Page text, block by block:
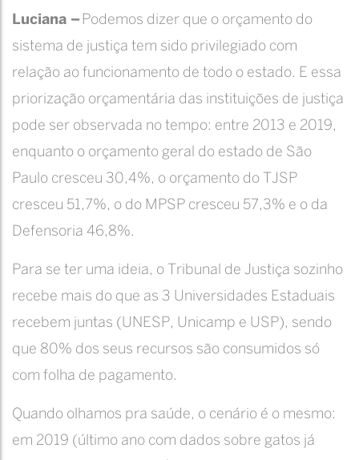
Luciana – Podemos dizer que o orçamento do
sistema de justiça tem sido privilegiado com
relação ao funcionamento de todo o estado. E essa
priorização orçamentária das instituições de justiça
pode ser observada no tempo: entre 2013 e 2019,
enquanto o orçamento geral do estado de São
Paulo cresceu 30,4%, o orçamento do TJSP
cresceu 51,7%, o do MPSP cresceu 57,3% e o da
Defensoria 46,8%.
Para se ter uma ideia, o Tribunal de Justiça sozinho
recebe mais do que as 3 Universidades Estaduais
recebem juntas (UNESP, Unicamp e USP), sendo
que 80% dos seus recursos são consumidos só
com folha de pagamento.
Quando olhamos pra saúde, o cenário é o mesmo:
em 2019 (último ano com dados sobre gatos já